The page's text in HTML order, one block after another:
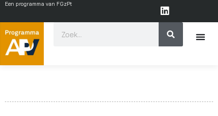
Een programma van FGzPt